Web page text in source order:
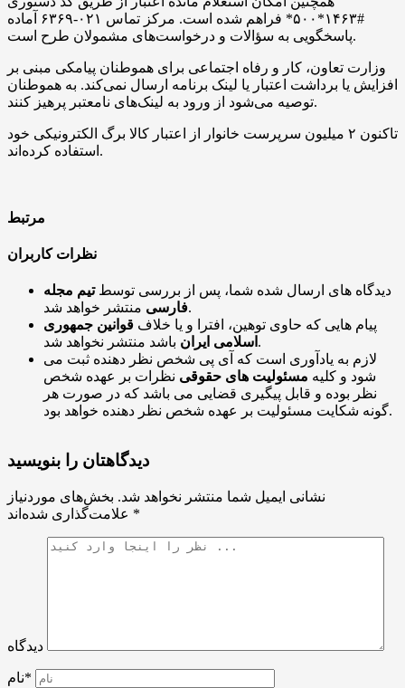
#۱۴۶۳*۵۰۰* فراهم شده است. مرکز تماس ۰۲۱-۶۳۶۹ آماده
پاسخگویی به سؤالات و درخواست‌های مشمولان طرح است.
وزارت تعاون، کار و رفاه اجتماعی برای هموطنان پیامکی مبنی بر
افزایش یا برداشت اعتبار یا لینک برنامه ارسال نمی‌کند. به هموطنان
توصیه می‌شود از ورود به لینک‌های نامعتبر پرهیز کنند.
تاکنون ۲ میلیون سرپرست خانوار از اعتبار کالا برگ الکترونیکی خود
استفاده کرده‌اند.
مرتبط
نظرات کاربران
دیدگاه های ارسال شده شما، پس از بررسی توسطتیم مجله
فارسیمنتشر خواهد شد.
پیام هایی که حاوی توهین، افترا و یا خلاف قوانین جمهوری
اسلامی ایران باشد منتشر نخواهد شد.
لازم به یادآوری است که آی پی شخص نظر دهنده ثبت می
شود و کلیه مسئولیت های حقوقی نظرات بر عهده شخص
نظر بوده و قابل پیگیری قضایی می باشد که در صورت هر
گونه شکایت مسئولیت بر عهده شخص نظر دهنده خواهد بود.
دیدگاهتان را بنویسید
نشانی ایمیل شما منتشر نخواهد شد. بخش‌های موردنیاز
*
دیدگاه
نام*